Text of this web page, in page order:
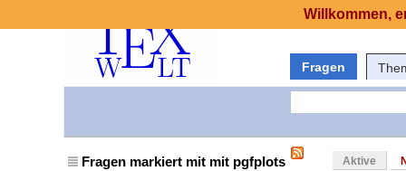
Fragen
Fragen markiert mit mit pgfplots Aktive
Willkommen,